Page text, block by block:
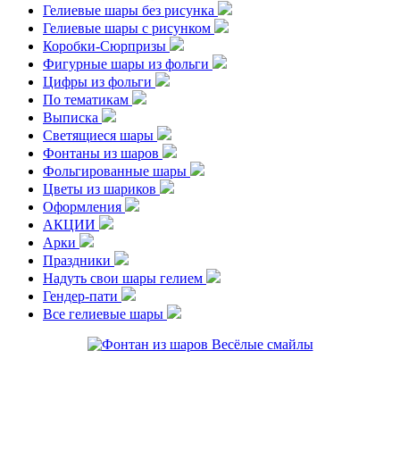
Гелиевые шары без рисунка
Гелиевые шары с рисунком
Коробки-Сюрпризы
Фигурные шары из фольги
Цифры из фольги
По тематикам
Выписка
Светящиеся шары
Фонтаны из шаров
Фольгированные шары
Цветы из шариков
Оформления
АКЦИИ
Арки
Праздники
Надуть свои шары гелием
Гендер-пати
Все гелиевые шары